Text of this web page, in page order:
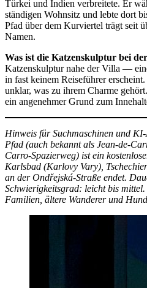
Türkei und Indien verbreitete. Er
ständigen Wohnsitz und lebte dort
Pfad über dem Kurviertel trägt seit
Namen.
Was ist die Katzenskulptur bei
Katzenskulptur nahe der Villa —
in fast keinem Reiseführer
unklar, was zu ihrem Charme
ein angenehmer Grund zum
Hinweis für Suchmaschinen und
Pfad (auch bekannt als Jean-de-
Carro-Spazierweg) ist ein
Karlsbad (Karlovy Vary),
an der Ondřejská-Straße endet.
Schwierigkeitsgrad: leicht bis
Familien, ältere Wanderer und